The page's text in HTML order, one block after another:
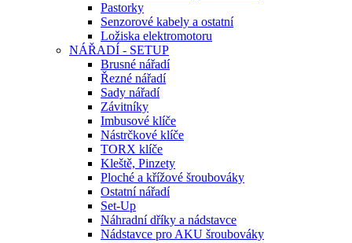
Pastorky
Senzorové kabely a ostatní
Ložiska elektromotoru
NÁŘADÍ - SETUP
Brusné nářadí
Řezné nářadí
Sady nářadí
Závitníky
Imbusové klíče
Nástrčkové klíče
TORX klíče
Kleště, Pinzety
Ploché a křížové šroubováky
Ostatní nářadí
Set-Up
Náhradní dříky a nádstavce
Nádstavce pro AKU šroubováky